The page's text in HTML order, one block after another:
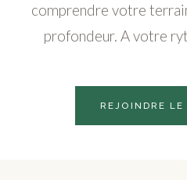
comprendre votre
profondeur. A votre
REJOINDRE LE